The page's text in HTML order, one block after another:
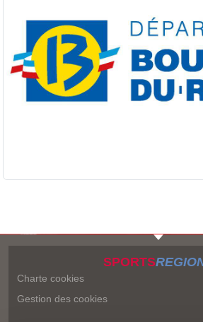
SPORTS
Charte cookies
Gestion des cookies